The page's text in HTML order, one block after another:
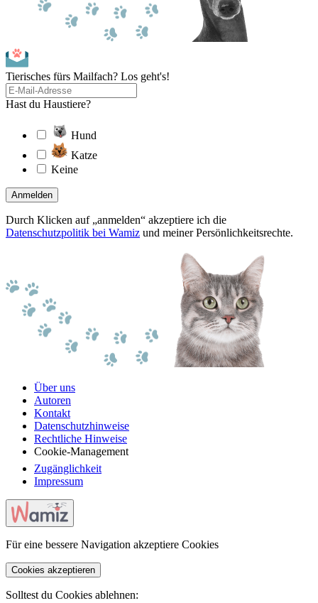
Tierisches fürs Mailfach? Los geht's!
Hast du Haustiere?
Hund
Katze
Keine
Anmelden
Durch Klicken auf „anmelden“ akzeptiere ich die
Datenschutzpolitik bei Wamiz und meiner Persönlichkeitsrechte.
Über uns
Autoren
Kontakt
Datenschutzhinweise
Rechtliche Hinweise
Cookie-Management
Zugänglichkeit
Impressum
Für eine bessere Navigation akzeptiere Cookies
Cookies akzeptieren
Solltest du Cookies ablehnen: